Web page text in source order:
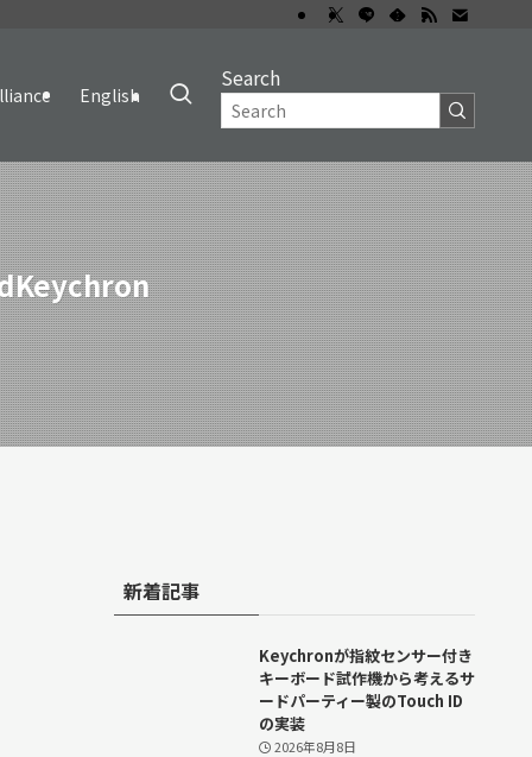
English
Search
新着記事
Keychronが指紋センサー付き
キーボード試作機から考えるサ
ードパーティー製のTouch ID
の実装
2026年8月8日